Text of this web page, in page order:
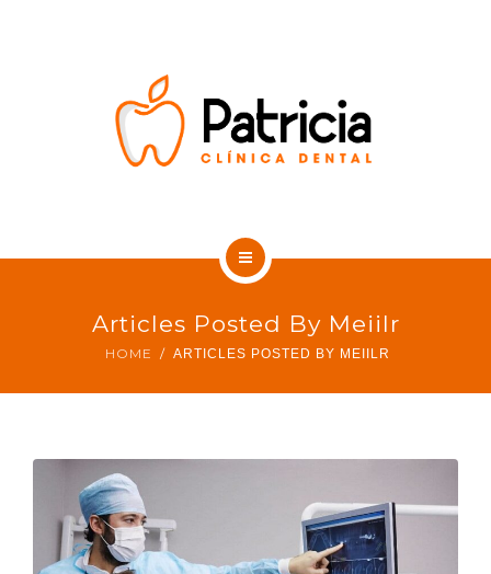
BLOG DENTAL
SOBRE NOSOTROS
BLOG DENTAL
Articles Posted By Meiilr
HOME ARTICLES POSTED BY MEIILR